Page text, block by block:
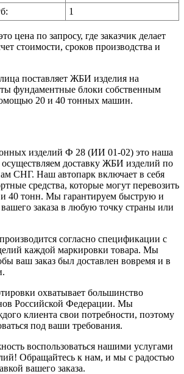
1
цена по запросу, где заказчик делает
стоимости, сроков производства и
поставляет ЖБИ изделия на
фундаментные блоки собственным
20 и 40 тонных машин.
изделий Ф 28 (ИИ 01-02) это наша
доставку ЖБИ изделий по
СНГ. Наш автопарк включает в себя
средства, которые могут перевозить
и 40 тонн. Мы гарантируем быструю и
заказа в любую точку страны или
согласно спецификации с
каждой маркировки товара. Мы
ваш заказ был доставлен вовремя и в
охватывает большинство
Российской Федерации. Мы
клиента свои потребности, поэтому
под ваши требования.
воспользоваться нашими услугами
Обращайтесь к нам, и мы с радостью
вашего заказа.